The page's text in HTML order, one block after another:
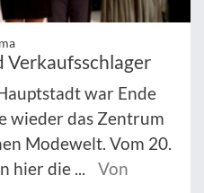
Verkaufsschlager
war Ende
wieder das Zentrum
Modewelt. Vom 20.
hier die ...
Von